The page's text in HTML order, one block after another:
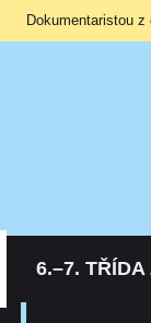
Dokumentaristou z
6.–7. TŘÍDA